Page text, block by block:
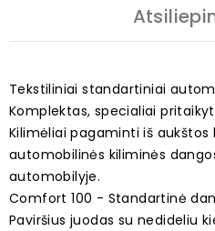
Tekstiliniai standartiniai
Komplektas, specialiai
Kilimėliai pagaminti iš aukštos
automobilinės kiliminės
automobilyje.
Comfort 100 - Standartinė
Paviršius juodas su nedideliu